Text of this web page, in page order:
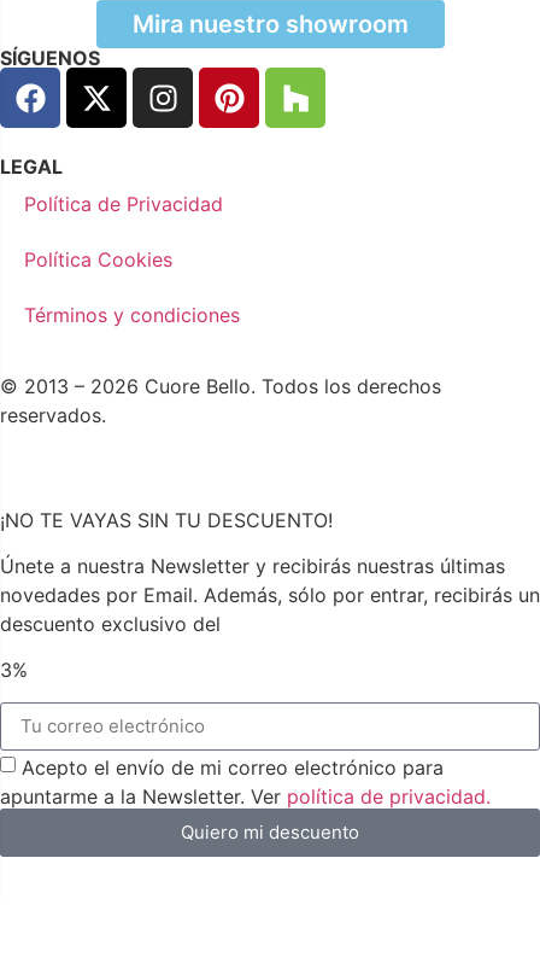
Mira nuestro showroom
SÍGUENOS
LEGAL
Política de Privacidad
Política Cookies
Términos y condiciones
© 2013 – 2026 Cuore Bello. Todos los derechos
reservados.
¡NO TE VAYAS SIN TU DESCUENTO!
Únete a nuestra Newsletter y recibirás nuestras últimas
novedades por Email. Además, sólo por entrar, recibirás un
descuento exclusivo del
3%
Acepto el envío de mi correo electrónico para
apuntarme a la Newsletter. Ver política de privacidad.
Quiero mi descuento